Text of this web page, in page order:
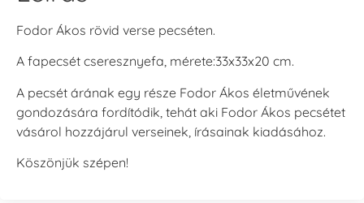
Fodor Ákos rövid verse pecséten.
A fapecsét cseresznyefa, mérete:33x33x20 cm.
A pecsét árának egy része Fodor Ákos életművének
gondozására fordítódik, tehát aki Fodor Ákos pecsétet
vásárol hozzájárul verseinek, írásainak kiadásához.
Köszönjük szépen!